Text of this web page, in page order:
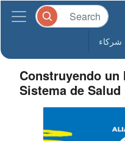
شركاء
Construyendo un
Sistema de Salud